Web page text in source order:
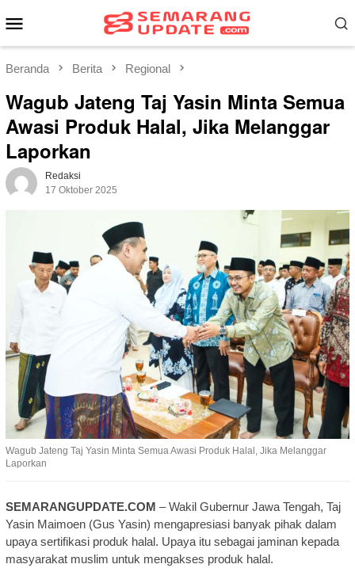
ke
Mobile
Beranda Berita Regional
Wagub Jateng Taj Yasin Minta Semua
Awasi Produk Halal, Jika Melanggar
Laporkan
Redaksi
17 Oktober 2025
Wagub Jateng Taj Yasin Minta Semua Awasi Produk Halal, Jika Melanggar
Laporkan
SEMARANGUPDATE.COM – Wakil Gubernur Jawa Tengah, Taj
Yasin Maimoen (Gus Yasin) mengapresiasi banyak pihak dalam
upaya sertifikasi produk halal. Upaya itu sebagai jaminan kepada
masyarakat muslim untuk mengakses produk halal.